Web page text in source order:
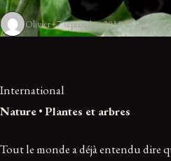
Olivier 7 septembre 2019 3 min de
International
Nature•Plantes et arbres
Tout le monde a déjà entendu dire